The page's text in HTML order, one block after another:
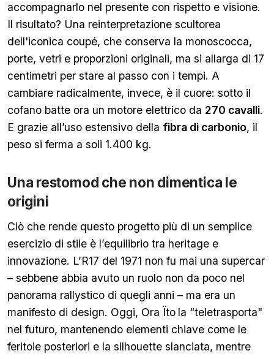
accompagnarlo nel presente con rispetto e visione.
Il risultato? Una reinterpretazione scultorea
dell'iconica coupé, che conserva la monoscocca,
porte, vetri e proporzioni originali, ma si allarga di 17
centimetri per stare al passo con i tempi. A
cambiare radicalmente, invece, è il cuore: sotto il
cofano batte ora un motore elettrico da 270 cavalli.
E grazie all’uso estensivo della fibra di carbonio, il
peso si ferma a soli 1.400 kg.
Una restomod che non dimentica le
origini
Ciò che rende questo progetto più di un semplice
esercizio di stile è l’equilibrio tra heritage e
innovazione. L’R17 del 1971 non fu mai una supercar
– sebbene abbia avuto un ruolo non da poco nel
panorama rallystico di quegli anni – ma era un
manifesto di design. Oggi, Ora Ïto la “teletrasporta"
nel futuro, mantenendo elementi chiave come le
feritoie posteriori e la silhouette slanciata, mentre